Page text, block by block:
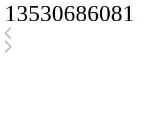
13530686081